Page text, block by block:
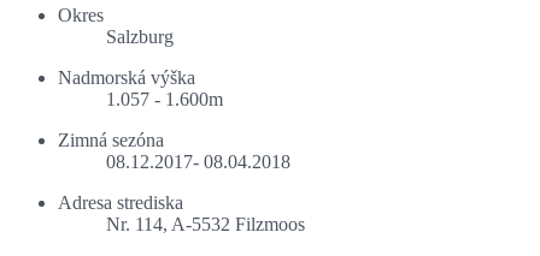
Okres
Salzburg
Nadmorská výška
1.057 - 1.600m
Zimná sezóna
08.12.2017- 08.04.2018
Adresa strediska
Nr. 114, A-5532 Filzmoos